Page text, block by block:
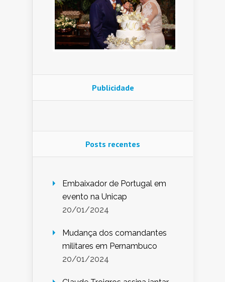
Publicidade
Posts recentes
Embaixador de Portugal em
evento na Unicap
20/01/2024
Mudança dos comandantes
militares em Pernambuco
20/01/2024